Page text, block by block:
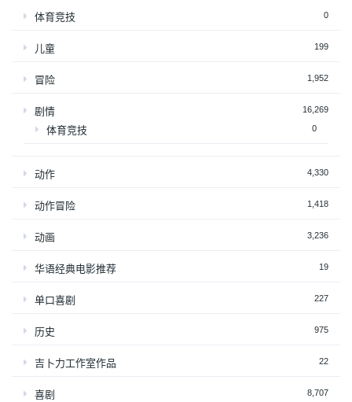
体育竞技 0
儿童 199
冒险 1,952
剧情 16,269
体育竞技 0
动作 4,330
动作冒险 1,418
动画 3,236
华语经典电影推荐 19
单口喜剧 227
历史 975
吉卜力工作室作品 22
喜剧 8,707